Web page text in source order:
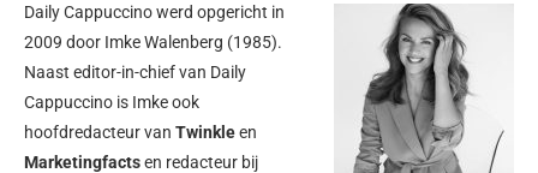
Daily Cappuccino werd opgericht in
2009 door Imke Walenberg (1985).
Naast editor-in-chief van Daily
Cappuccino is Imke ook
hoofdredacteur van Twinkleen
Marketingfactsen redacteur bij